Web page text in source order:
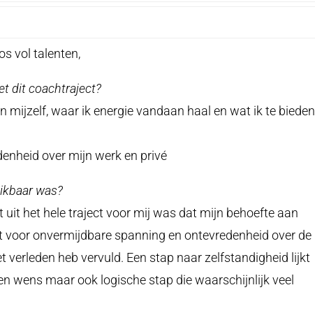
vol talenten,
dit coachtraject?
mijzelf, waar ik energie vandaan haal en wat ik te bieden
over mijn werk en privé
was?
uit het hele traject voor mij was dat mijn behoefte aan
onvermijdbare spanning en ontevredenheid over de
verleden heb vervuld. Een stap naar zelfstandigheid lijkt
wens maar ook logische stap die waarschijnlijk veel